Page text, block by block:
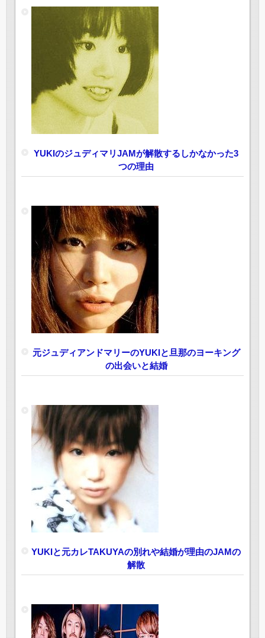
YUKIのジュディマリJAMが解散するしかなかった3
つの理由
元ジュディアンドマリーのYUKIと旦那のヨーキング
の出会いと結婚
YUKIと元カレTAKUYAの別れや結婚が理由のJAMの
解散